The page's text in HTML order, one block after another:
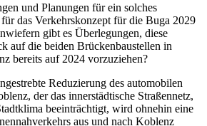
und Planungen für ein solches
das Verkehrskonzept für die Buga 2029
gibt es Überlegungen, diese
auf die beiden Brückenbaustellen in
bereits auf 2024 vorzuziehen?
Reduzierung des automobilen
der das innerstädtische Straßennetz,
beeinträchtigt, wird ohnehin eine
aus und nach Koblenz